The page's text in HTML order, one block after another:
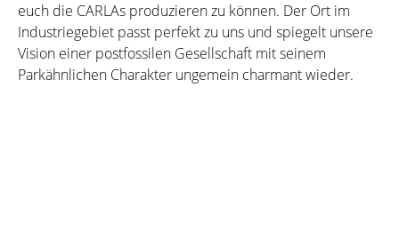
euch die CARLAs produzieren zu können. Der Ort im
Industriegebiet passt perfekt zu uns und spiegelt unsere
Vision einer postfossilen Gesellschaft mit seinem
Parkähnlichen Charakter ungemein charmant wieder.